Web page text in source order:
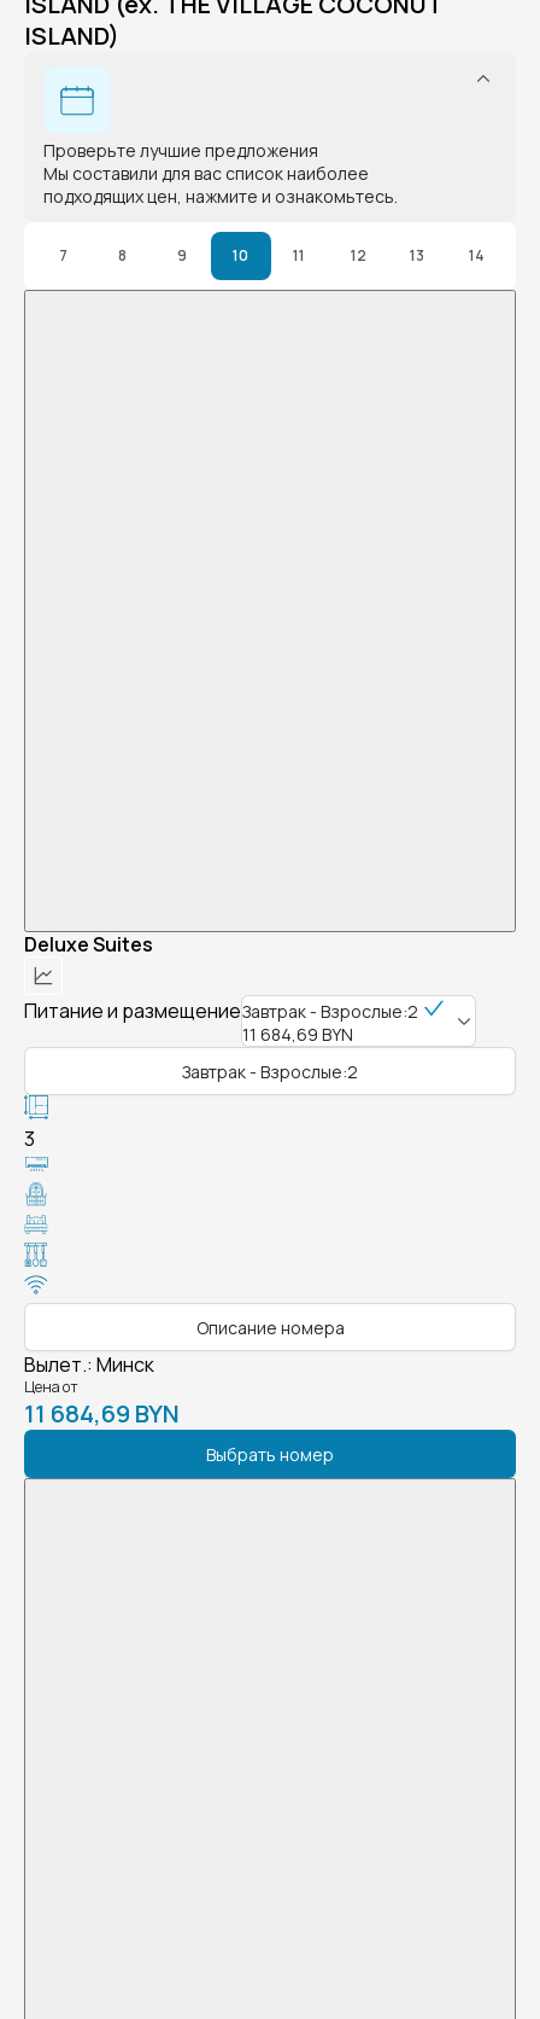
ISLAND)
Проверьте лучшие предложения
Мы составили для вас список наиболее
подходящих цен, нажмите и ознакомьтесь.
7 8 9 10 11 12 13 14
Deluxe Suites
Питание и размещениеЗавтрак - Взрослые:2
11 684,69 BYN
Завтрак - Взрослые:2
3
Описание номера
Вылет.: Минск
Цена от
11 684,69 BYN
Выбрать номер